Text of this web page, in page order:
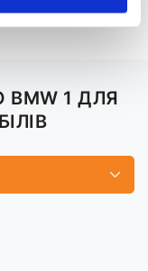
1 ДЛЯ